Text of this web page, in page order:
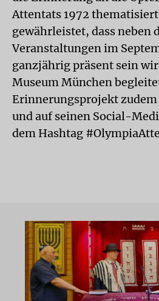
Attentats 1972
gewährleistet, dass neben
Veranstaltungen im
ganzjährig präsent sein
Museum München
Erinnerungsprojekt zudem
und auf seinen Social-
dem Hashtag